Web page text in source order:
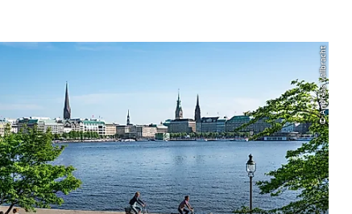
© Andreas Vallbracht